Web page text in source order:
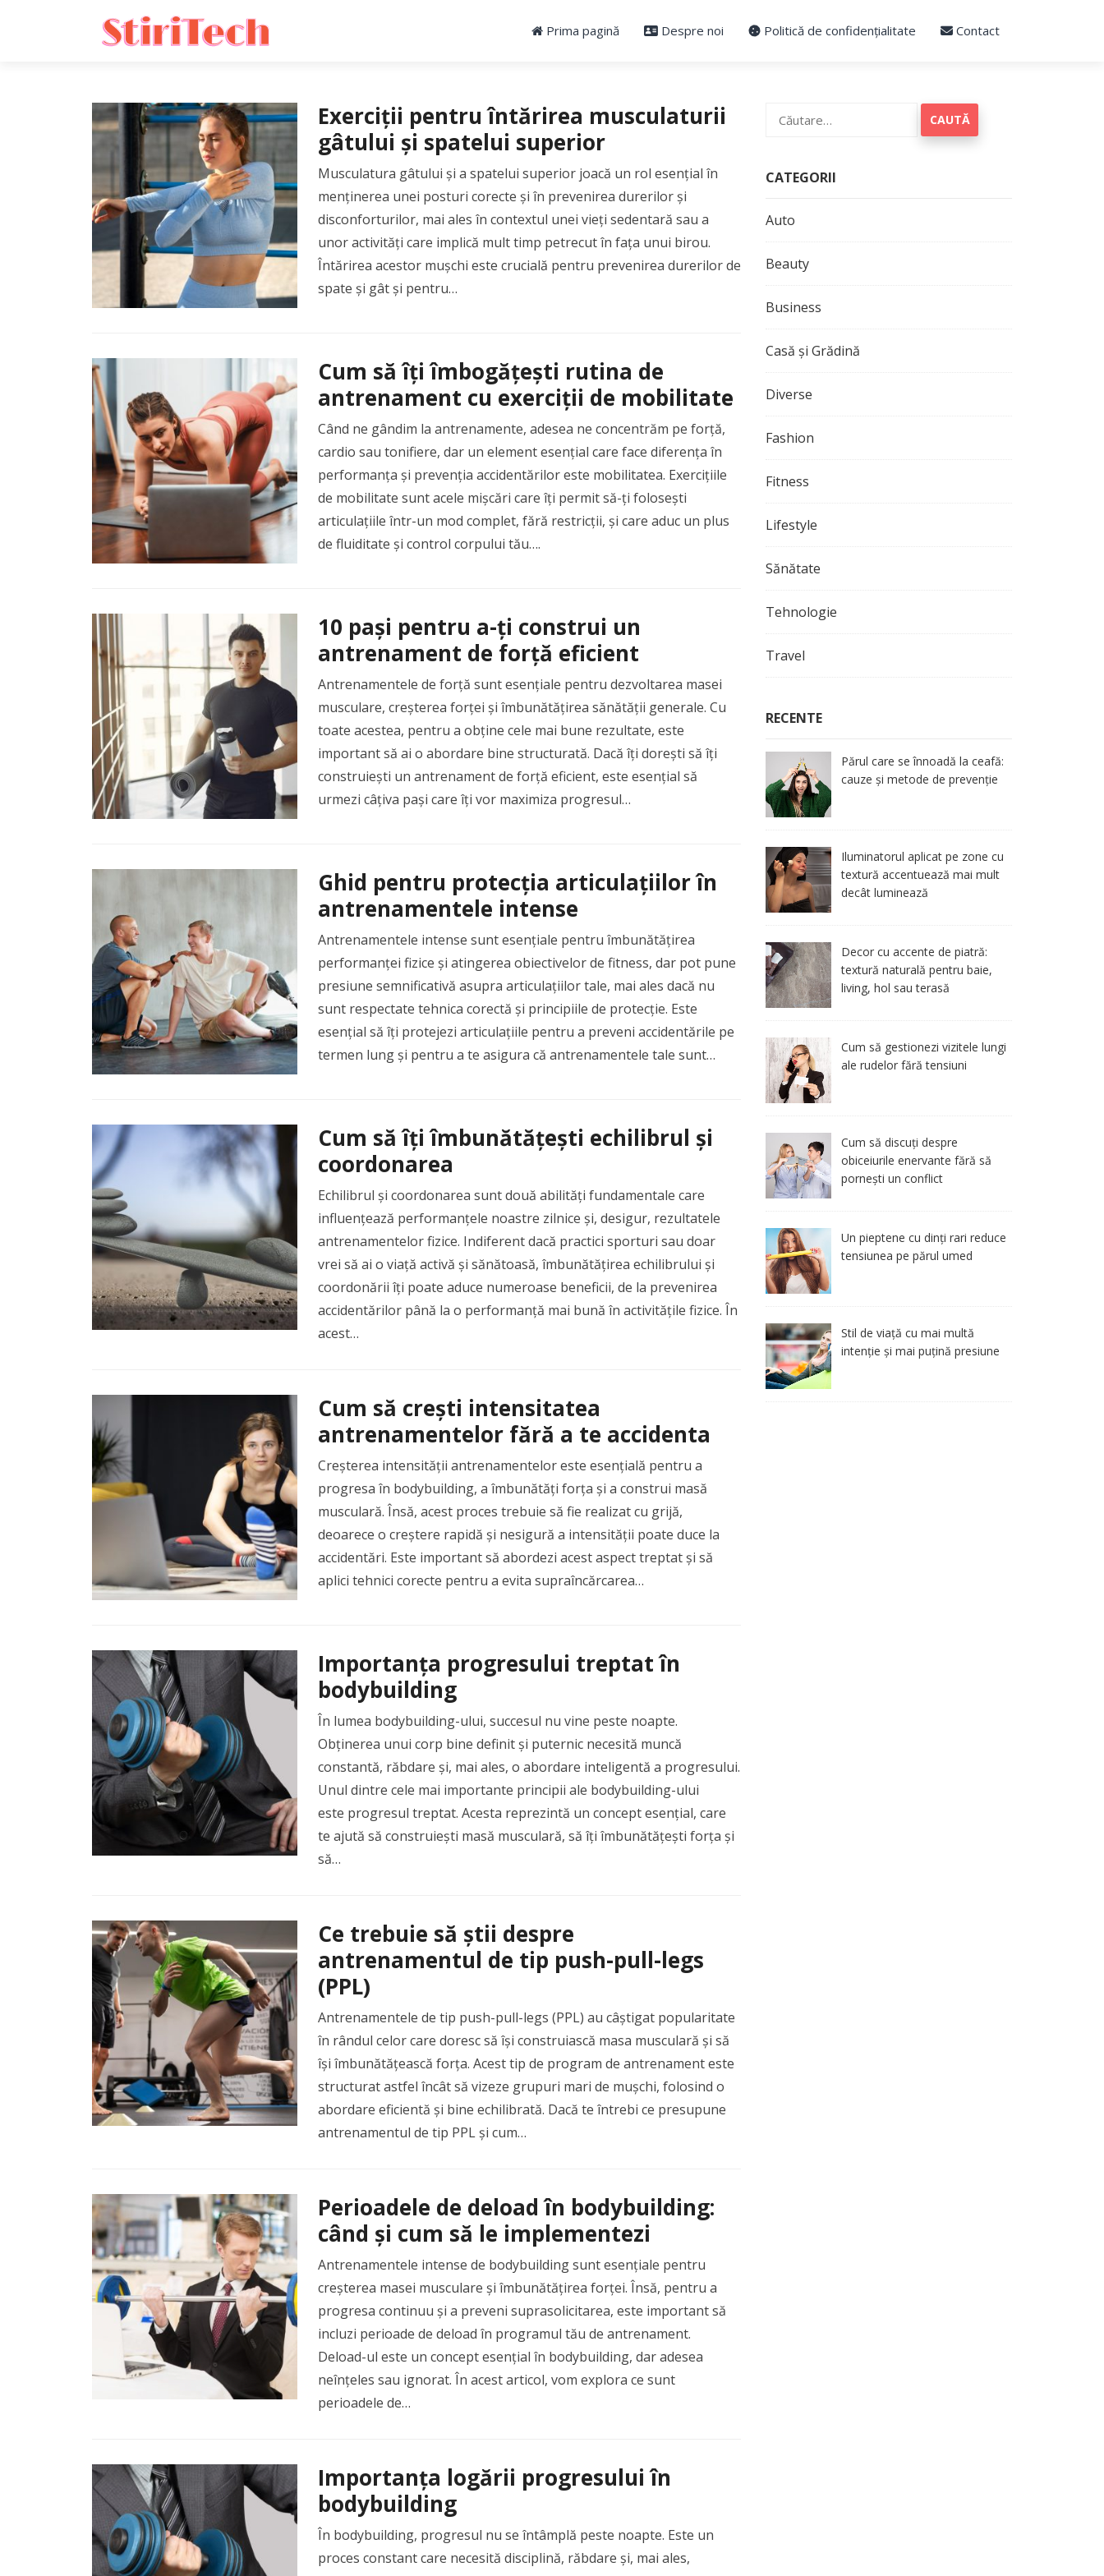
Prima pagină Despre noi Politică de confidențialitate Contact
Exerciții pentru întărirea musculaturii
gâtului și spatelui superior
Musculatura gâtului și a spatelui superior joacă un rol esențial în
menținerea unei posturi corecte și în prevenirea durerilor și
disconforturilor, mai ales în contextul unei vieți sedentară sau a
unor activități care implică mult timp petrecut în fața unui birou.
Întărirea acestor mușchi este crucială pentru prevenirea durerilor de
spate și gât și pentru…
Cum să îți îmbogățești rutina de
antrenament cu exerciții de mobilitate
Când ne gândim la antrenamente, adesea ne concentrăm pe forță,
cardio sau tonifiere, dar un element esențial care face diferența în
performanța și prevenția accidentărilor este mobilitatea. Exercițiile
de mobilitate sunt acele mișcări care îți permit să-ți folosești
articulațiile într-un mod complet, fără restricții, și care aduc un plus
de fluiditate și control corpului tău….
10 pași pentru a-ți construi un
antrenament de forță eficient
Antrenamentele de forță sunt esențiale pentru dezvoltarea masei
musculare, creșterea forței și îmbunătățirea sănătății generale. Cu
toate acestea, pentru a obține cele mai bune rezultate, este
important să ai o abordare bine structurată. Dacă îți dorești să îți
construiești un antrenament de forță eficient, este esențial să
urmezi câțiva pași care îți vor maximiza progresul…
Ghid pentru protecția articulațiilor în
antrenamentele intense
Antrenamentele intense sunt esențiale pentru îmbunătățirea
performanței fizice și atingerea obiectivelor de fitness, dar pot pune
presiune semnificativă asupra articulațiilor tale, mai ales dacă nu
sunt respectate tehnica corectă și principiile de protecție. Este
esențial să îți protejezi articulațiile pentru a preveni accidentările pe
termen lung și pentru a te asigura că antrenamentele tale sunt…
Cum să îți îmbunătățești echilibrul și
coordonarea
Echilibrul și coordonarea sunt două abilități fundamentale care
influențează performanțele noastre zilnice și, desigur, rezultatele
antrenamentelor fizice. Indiferent dacă practici sporturi sau doar
vrei să ai o viață activă și sănătoasă, îmbunătățirea echilibrului și
coordonării îți poate aduce numeroase beneficii, de la prevenirea
accidentărilor până la o performanță mai bună în activitățile fizice. În
acest…
Cum să crești intensitatea
antrenamentelor fără a te accidenta
Creșterea intensității antrenamentelor este esențială pentru a
progresa în bodybuilding, a îmbunătăți forța și a construi masă
musculară. Însă, acest proces trebuie să fie realizat cu grijă,
deoarece o creștere rapidă și nesigură a intensității poate duce la
accidentări. Este important să abordezi acest aspect treptat și să
aplici tehnici corecte pentru a evita supraîncărcarea…
Importanța progresului treptat în
bodybuilding
În lumea bodybuilding-ului, succesul nu vine peste noapte.
Obținerea unui corp bine definit și puternic necesită muncă
constantă, răbdare și, mai ales, o abordare inteligentă a progresului.
Unul dintre cele mai importante principii ale bodybuilding-ului
este progresul treptat. Acesta reprezintă un concept esențial, care
te ajută să construiești masă musculară, să îți îmbunătățești forța și
să…
Ce trebuie să știi despre
antrenamentul de tip push-pull-legs
(PPL)
Antrenamentele de tip push-pull-legs (PPL) au câștigat popularitate
în rândul celor care doresc să își construiască masa musculară și să
își îmbunătățească forța. Acest tip de program de antrenament este
structurat astfel încât să vizeze grupuri mari de mușchi, folosind o
abordare eficientă și bine echilibrată. Dacă te întrebi ce presupune
antrenamentul de tip PPL și cum…
Perioadele de deload în bodybuilding:
când și cum să le implementezi
Antrenamentele intense de bodybuilding sunt esențiale pentru
creșterea masei musculare și îmbunătățirea forței. Însă, pentru a
progresa continuu și a preveni suprasolicitarea, este important să
incluzi perioade de deload în programul tău de antrenament.
Deload-ul este un concept esențial în bodybuilding, dar adesea
neînțeles sau ignorat. În acest articol, vom explora ce sunt
perioadele de…
Importanța logării progresului în
bodybuilding
În bodybuilding, progresul nu se întâmplă peste noapte. Este un
proces constant care necesită disciplină, răbdare și, mai ales,
după:
CATEGORII
Auto
Beauty
Business
Casă și Grădină
Diverse
Fashion
Fitness
Lifestyle
Sănătate
Tehnologie
Travel
RECENTE
Părul care se înnoadă la ceafă:
cauze și metode de prevenție
Iluminatorul aplicat pe zone cu
textură accentuează mai mult
decât luminează
Decor cu accente de piatră:
textură naturală pentru baie,
living, hol sau terasă
Cum să gestionezi vizitele lungi
ale rudelor fără tensiuni
Cum să discuți despre
obiceiurile enervante fără să
pornești un conflict
Un pieptene cu dinți rari reduce
tensiunea pe părul umed
Stil de viață cu mai multă
intenție și mai puțină presiune